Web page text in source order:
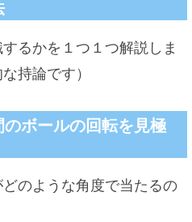
るかを１つ１つ解説しま
持論です）
ボールの回転を見極
のような角度で当たるの